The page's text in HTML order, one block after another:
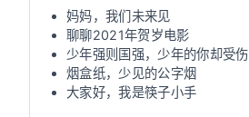
妈妈，我们未来见
聊聊2021年贺岁电影
少年强则国强，少年的你却受伤
烟盒纸，少见的公字烟
大家好，我是筷子小手